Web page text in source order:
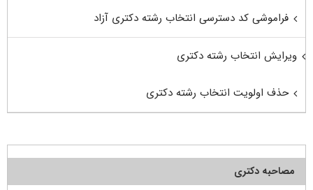
فراموشی کد دسترسی انتخاب رشته دکتری آزاد
ویرایش انتخاب رشته دکتری
حذف اولویت انتخاب رشته دکتری
مصاحبه دکتری